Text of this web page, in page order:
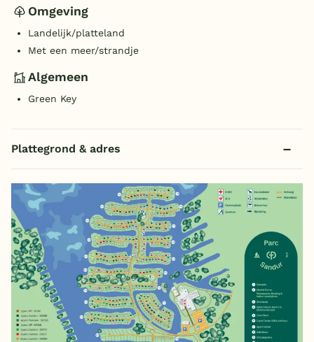
Omgeving
Landelijk/platteland
Met een meer/strandje
Algemeen
Green Key
Plattegrond & adres